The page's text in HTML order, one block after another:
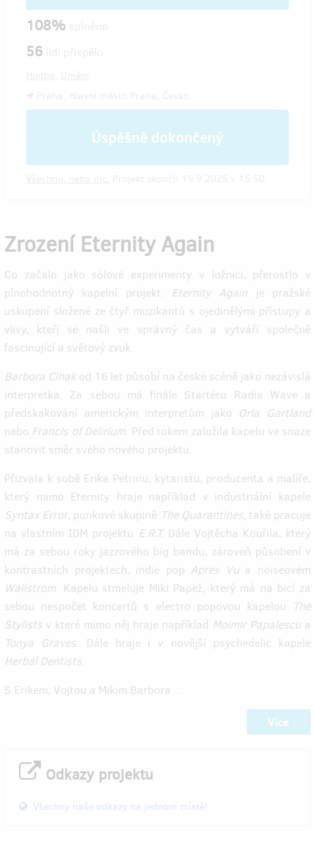
108%
56
Úspěšně dokončený
Zrození Eternity Again
Co začalo jako sólové experimenty v ložnici, přerostlo v
plnohodnotný kapelní projekt. Eternity Again je pražské
uskupení složené ze čtyř muzikantů s ojedinělými přístupy a
vlivy, kteří se našli ve správný čas a vytváří společně
fascinující a světový zvuk.
Barbora Cihakod 16 let působí na české scéně jako nezávislá
interpretka. Za sebou má finále Startéru Radia Wave a
předskakování americkým interpretům jako Orla Gartland
nebo Francis of Delirium. Před rokem založila kapelu ve snaze
stanovit směr svého nového projektu.
Přizvala k sobě Erika Petrinu, kytaristu, producenta a malíře,
který mimo Eternity hraje například v industriální kapele
Syntax Error, punkové skupině The Quarantines, také pracuje
na vlastním IDM projektu E.R.T.Dále Vojtěcha Kouřila, který
má za sebou roky jazzového big bandu, zároveň působení v
kontrastních projektech, indie pop Apres Vua noiseovém
Wailstrom. Kapelu stmeluje Miki Papež, který má na bicí za
sebou nespočet koncertů s electro popovou kapelou
The
Stylists v které mimo něj hraje například Moimir Papalescu a
Tonya Graves. Dále hraje i v novější psychedelic kapele
Herbal Dentists.
S Erikem, Vojtou a Mikim Barbora…
Více
Odkazy projektu
Všechny naše odkazy na jednom místě!